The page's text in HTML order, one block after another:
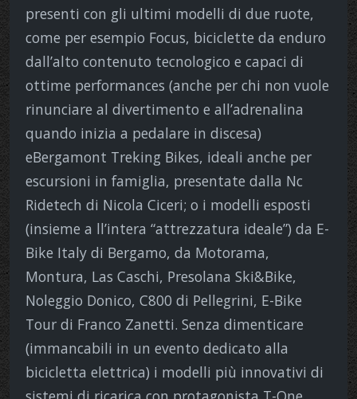
presenti con gli ultimi modelli di due ruote,
come per esempio Focus, biciclette da enduro
dall’alto contenuto tecnologico e capaci di
ottime performances (anche per chi non vuole
rinunciare al divertimento e all’adrenalina
quando inizia a pedalare in discesa)
eBergamont Treking Bikes, ideali anche per
escursioni in famiglia, presentate dalla Nc
Ridetech di Nicola Ciceri; o i modelli esposti
(insieme a ll’intera “attrezzatura ideale”) da E-
Bike Italy di Bergamo, da Motorama,
Montura, Las Caschi, Presolana Ski&Bike,
Noleggio Donico, C800 di Pellegrini, E-Bike
Tour di Franco Zanetti. Senza dimenticare
(immancabili in un evento dedicato alla
bicicletta elettrica) i modelli più innovativi di